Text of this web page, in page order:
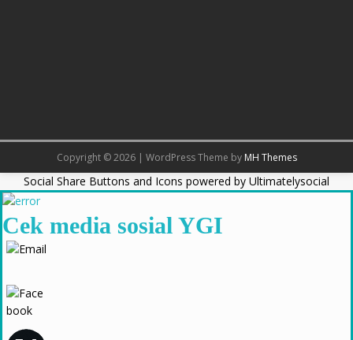
Copyright © 2026 | WordPress Theme by MH Themes
Social Share Buttons and Icons powered by Ultimatelysocial
Cek media sosial YGI